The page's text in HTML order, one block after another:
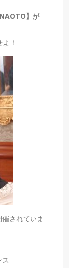
】が
！
されていま